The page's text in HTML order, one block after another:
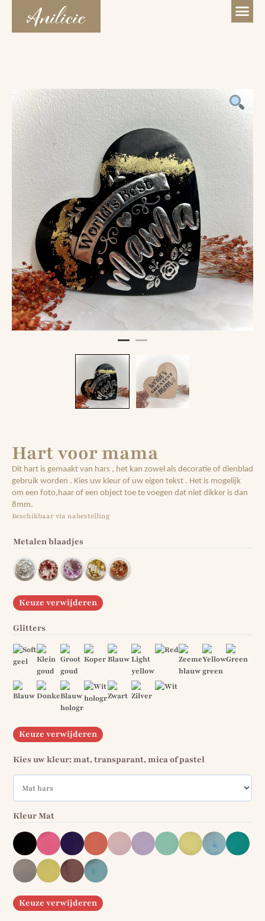
Hart voor mama
Dit hart is gemaakt van hars , het kan zowel als decoratie of dienblad
gebruik worden . Kies uw kleur of uw eigen tekst . Het is mogelijk
om een foto,haar of een object toe te voegen dat niet dikker is dan
8mm.
Beschikbaar via nabestelling
Metalen blaadjes
Keuze verwijderen
Glitters
Keuze verwijderen
Kies uw kleur: mat, transparant, mica of pastel
Kleur Mat
Keuze verwijderen